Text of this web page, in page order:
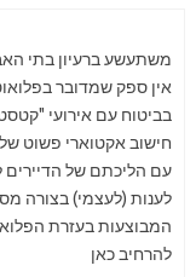
משתעשע ברעיון בתי
אין ספק שמדובר
בביטוח עם אירועי
חישוב אקטוארי פשוט
עם הליכתם של הדיירים
לענות (לעצמי) בצורה
המבוצעות בעזרת
להרחיב כאן